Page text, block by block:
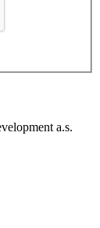
a.s.